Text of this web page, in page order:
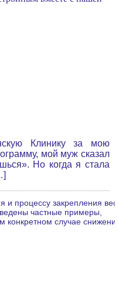
Клинику за мою
мой муж сказал
Но когда я стала
и процессу закрепления
частные примеры,
конкретном случае